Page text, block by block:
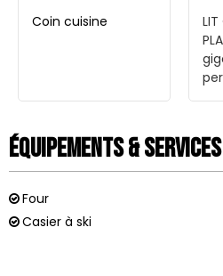
Coin cuisine
LIT
Équipements & Services
Four
Casier à ski